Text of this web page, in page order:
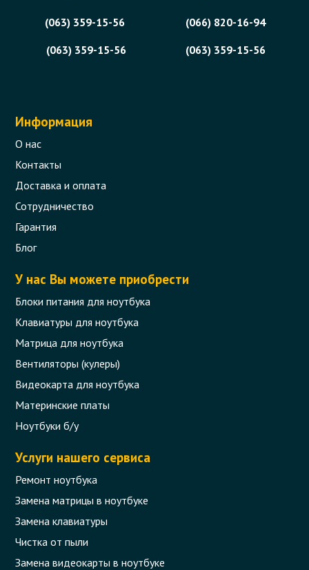
(063) 359-15-56
(066) 820-16-94
(063) 359-15-56
(063) 359-15-56
Информация
О нас
Контакты
Доставка и оплата
Сотрудничество
Гарантия
Блог
У нас Вы можете приобрести
Блоки питания для ноутбука
Клавиатуры для ноутбука
Матрица для ноутбука
Вентиляторы (кулеры)
Видеокарта для ноутбука
Материнские платы
Ноутбуки б/у
Услуги нашего сервиса
Ремонт ноутбука
Замена матрицы в ноутбуке
Замена клавиатуры
Чистка от пыли
Замена видеокарты в ноутбуке